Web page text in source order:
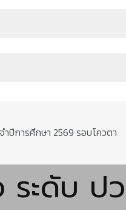
ำปีการศึกษา 2569 รอบโควตา
ะดับ ป